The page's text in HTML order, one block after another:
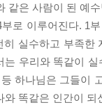
같은 사람이 된 예
로 이루어진다. 1
실수하고 부족
는 우리와 똑같이
하나님은 그들이
와 똑같은 인간이